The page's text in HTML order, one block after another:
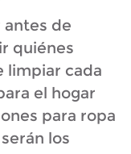
de
quiénes
limpiar cada
el hogar
para ropa
los